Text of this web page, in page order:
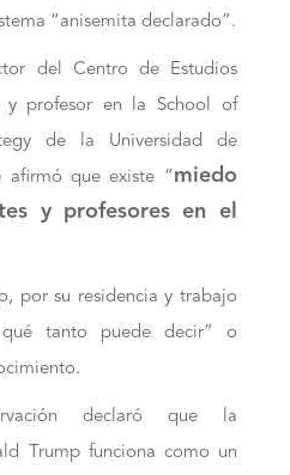
“anisemita declarado”.
del Centro de Estudios
y profesor en la School of
de la Universidad de
afirmó que existe “ miedo
y profesores en el
por su residencia y trabajo
tanto puede decir” o
declaró que la
Trump funciona como un